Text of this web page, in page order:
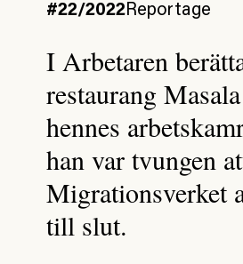
#22/2022Reportage
I Arbetaren
restaurang
hennes
han var tvungen
Migrationsverket
till slut.